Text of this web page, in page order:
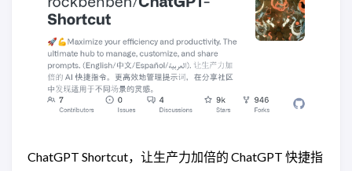
ChatGPT Shortcut，让生产力加倍的 ChatGPT 快捷指